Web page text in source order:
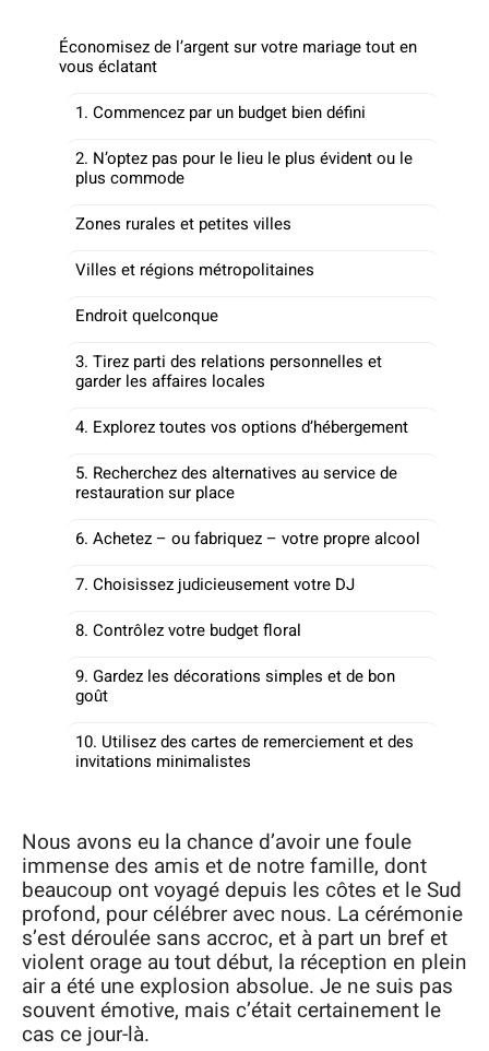
Économisez de l’argent sur votre mariage tout en
vous éclatant
1. Commencez par un budget bien défini
2. N’optez pas pour le lieu le plus évident ou le
plus commode
Zones rurales et petites villes
Villes et régions métropolitaines
Endroit quelconque
3. Tirez parti des relations personnelles et
garder les affaires locales
4. Explorez toutes vos options d’hébergement
5. Recherchez des alternatives au service de
restauration sur place
6. Achetez – ou fabriquez – votre propre alcool
7. Choisissez judicieusement votre DJ
8. Contrôlez votre budget floral
9. Gardez les décorations simples et de bon
goût
10. Utilisez des cartes de remerciement et des
invitations minimalistes
Nous avons eu la chance d’avoir une foule
immense des amis et de notre famille, dont
beaucoup ont voyagé depuis les côtes et le Sud
profond, pour célébrer avec nous. La cérémonie
s’est déroulée sans accroc, et à part un bref et
violent orage au tout début, la réception en plein
air a été une explosion absolue. Je ne suis pas
souvent émotive, mais c’était certainement le
cas ce jour-là.